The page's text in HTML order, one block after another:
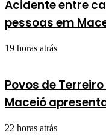
Acidente entre
pessoas em
19 horas atrás
Povos de
Maceió
22 horas atrás